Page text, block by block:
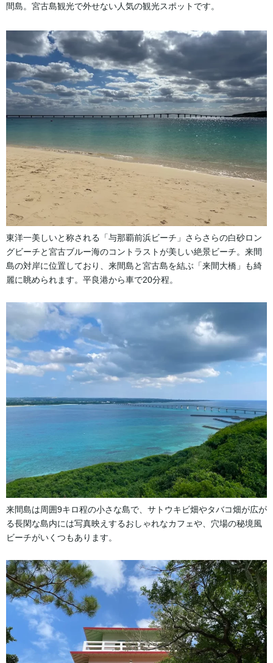
間島。宮古島観光で外せない人気の観光スポットです。
東洋一美しいと称される「与那覇前浜ビーチ」さらさらの白砂ロン
グビーチと宮古ブルー海のコントラストが美しい絶景ビーチ。来間
島の対岸に位置しており、来間島と宮古島を結ぶ「来間大橋」も綺
麗に眺められます。平良港から車で20分程。
来間島は周囲9キロ程の小さな島で、サトウキビ畑やタバコ畑が広が
る長閑な島内には写真映えするおしゃれなカフェや、穴場の秘境風
ビーチがいくつもあります。